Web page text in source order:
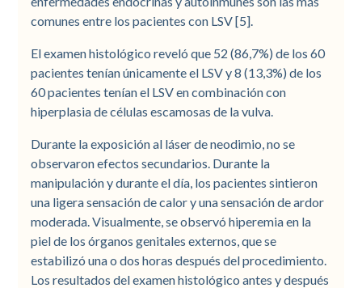
comunes entre los pacientes con LSV [5].
El examen histológico reveló que 52 (86,7%) de los 60
pacientes tenían únicamente el LSV y 8 (13,3%) de los
60 pacientes tenían el LSV en combinación con
hiperplasia de células escamosas de la vulva.
Durante la exposición al láser de neodimio, no se
observaron efectos secundarios. Durante la
manipulación y durante el día, los pacientes sintieron
una ligera sensación de calor y una sensación de ardor
moderada. Visualmente, se observó hiperemia en la
piel de los órganos genitales externos, que se
estabilizó una o dos horas después del procedimiento.
Los resultados del examen histológico antes y después